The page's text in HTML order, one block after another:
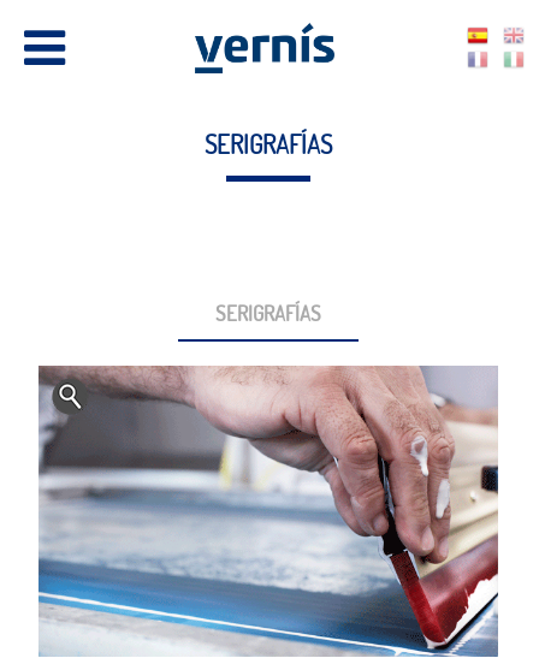
SERIGRAFÍAS
SERIGRAFÍAS